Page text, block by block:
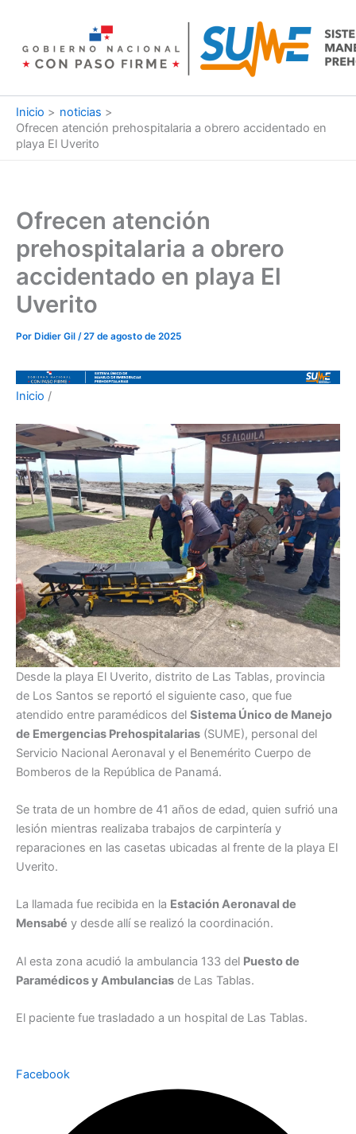
contenido
Inicio
noticias
Ofrecen atención prehospitalaria a obrero accidentado en
playa El Uverito
Ofrecen atención
prehospitalaria a obrero
accidentado en playa El
Uverito
Por Didier Gil /27 de agosto de 2025
Inicio /
Desde la playa El Uverito, distrito de Las Tablas, provincia
de Los Santos se reportó el siguiente caso, que fue
atendido entre paramédicos del Sistema Único de Manejo
de Emergencias Prehospitalarias (SUME), personal del
Servicio Nacional Aeronaval y el Benemérito Cuerpo de
Bomberos de la República de Panamá.
Se trata de un hombre de 41 años de edad, quien sufrió una
lesión mientras realizaba trabajos de carpintería y
reparaciones en las casetas ubicadas al frente de la playa El
Uverito.
La llamada fue recibida en la Estación Aeronaval de
Mensabé y desde allí se realizó la coordinación.
Al esta zona acudió la ambulancia 133 del Puesto de
Paramédicos y Ambulancias de Las Tablas.
El paciente fue trasladado a un hospital de Las Tablas.
Facebook